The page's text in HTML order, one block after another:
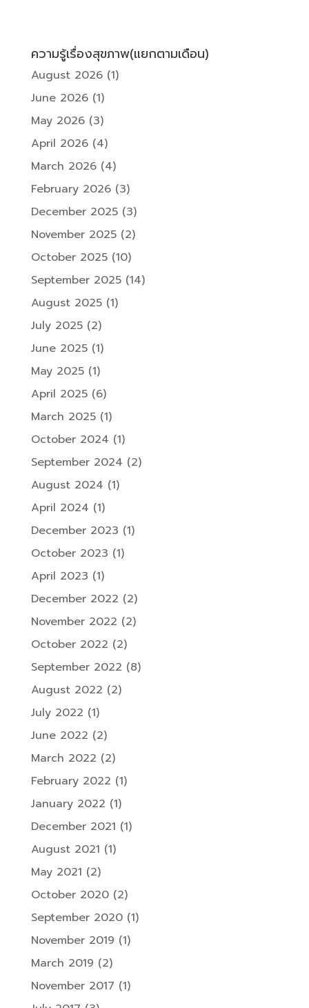
ความรู้เรื่องสุขภาพ(แยกตามเดือน)
August 2026(1)
June 2026(1)
May 2026(3)
April 2026(4)
March 2026(4)
February 2026(3)
December 2025(3)
November 2025(2)
October 2025(10)
September 2025(14)
August 2025(1)
July 2025(2)
June 2025(1)
May 2025(1)
April 2025(6)
March 2025(1)
October 2024 (1)
September 2024 (2)
August 2024 (1)
April 2024 (1)
December 2023 (1)
October 2023 (1)
April 2023 (1)
December 2022 (2)
November 2022 (2)
October 2022 (2)
September 2022 (8)
August 2022 (2)
July 2022 (1)
June 2022 (2)
March 2022 (2)
February 2022 (1)
January 2022 (1)
December 2021 (1)
August 2021 (1)
May 2021 (2)
October 2020(2)
September 2020(1)
November 2019 (1)
March 2019 (2)
November 2017 (1)